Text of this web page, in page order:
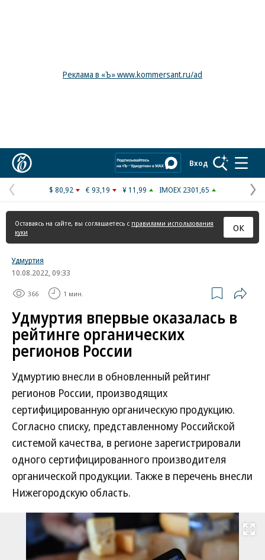
Реклама в «Ъ» www.kommersant.ru/ad
Вход
Предыдущая
страница
$ 80,92 € 93,19 ¥ 11,99 IMOEX 2301,65
Оставаясь на сайте, вы соглашаетесь с правилами использования
куки
ОК
Удмуртия
10.08.2022, 09:33
366 1 мин.
Удмуртия впервые оказалась в
рейтинге органических
регионов России
Удмуртию внесли в обновленный рейтинг
регионов России, производящих
сертифицированную органическую продукцию.
Согласно списку, представленному Российской
системой качества, в регионе зарегистрировали
одного сертифицированного производителя
органической продукции. Также в перечень внесли
Нижегородскую область.
Развернуть